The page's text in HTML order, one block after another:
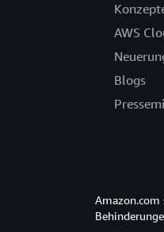
AWS
Blogs